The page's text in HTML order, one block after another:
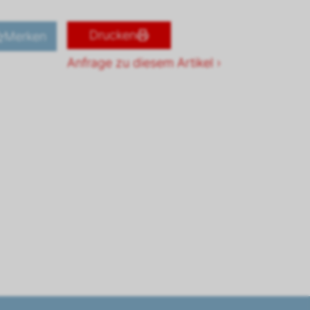
Merken
Drucken
Anfrage zu diesem Artikel ›